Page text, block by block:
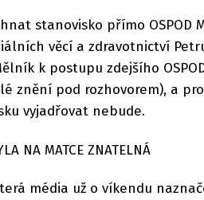
stanovisko přímo OSPOD
věcí a zdravotnictví
k postupu zdejšího
znění pod rozhovorem), a
vyjadřovat nebude.
NA MATCE ZNATELNÁ
média už o víkendu